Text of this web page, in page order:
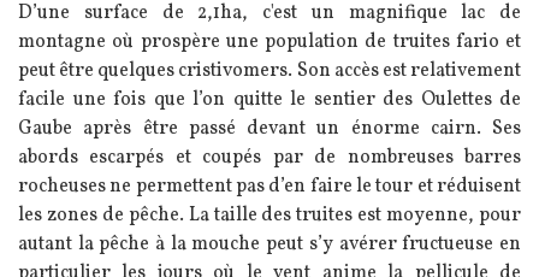
D’une surface de 2,1ha, c'est un magnifique lac de
montagne où prospère une population de truites fario et
peut être quelques cristivomers. Son accès est relativement
facile une fois que l’on quitte le sentier des Oulettes de
Gaube après être passé devant un énorme cairn. Ses
abords escarpés et coupés par de nombreuses barres
rocheuses ne permettent pas d’en faire le tour et réduisent
les zones de pêche. La taille des truites est moyenne, pour
autant la pêche à la mouche peut s’y avérer fructueuse en